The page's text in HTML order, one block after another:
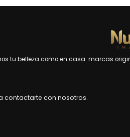
tu belleza como en casa: marcas
contactarte con nosotros.